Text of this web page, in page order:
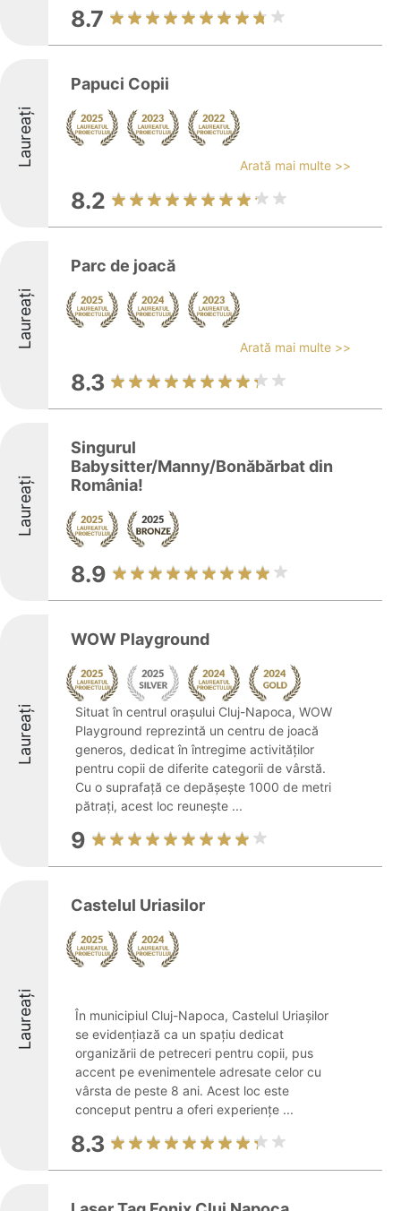
8.7
Laureați
Papuci Copii
Arată mai multe >>
8.2
Laureați
Parc de joacă
Arată mai multe >>
8.3
Laureați
Singurul
Babysitter/Manny/Bonăbărbat din
România!
8.9
Laureați
WOW Playground
Situat în centrul orașului Cluj-Napoca, WOW
Playground reprezintă un centru de joacă
generos, dedicat în întregime activităților
pentru copii de diferite categorii de vârstă.
Cu o suprafață ce depășește 1000 de metri
pătrați, acest loc reunește ...
9
Laureați
Castelul Uriasilor
În municipiul Cluj-Napoca, Castelul Uriașilor
se evidențiază ca un spațiu dedicat
organizării de petreceri pentru copii, pus
accent pe evenimentele adresate celor cu
vârsta de peste 8 ani. Acest loc este
conceput pentru a oferi experiențe ...
8.3